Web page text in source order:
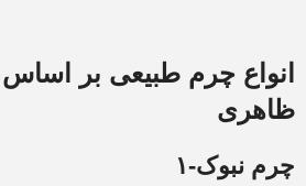
انواع چرم طبیعی بر
ظاهری
۱-چرم نبوک